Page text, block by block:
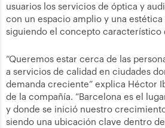
usuarios los servicios de óptica y
con un espacio amplio y una estética
siguiendo el concepto característico
“Queremos estar cerca de las
a servicios de calidad en ciudades
demanda creciente” explica Héctor
de la compañía. “Barcelona es el
y donde se inició nuestro
siendo una ubicación clave dentro